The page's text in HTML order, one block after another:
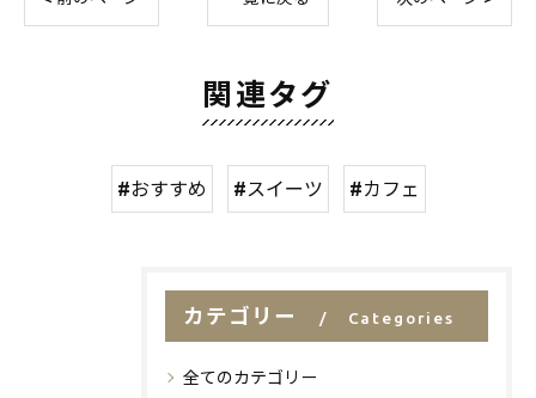
関連タグ
#おすすめ #スイーツ #カフェ
カテゴリー Categories
全てのカテゴリー